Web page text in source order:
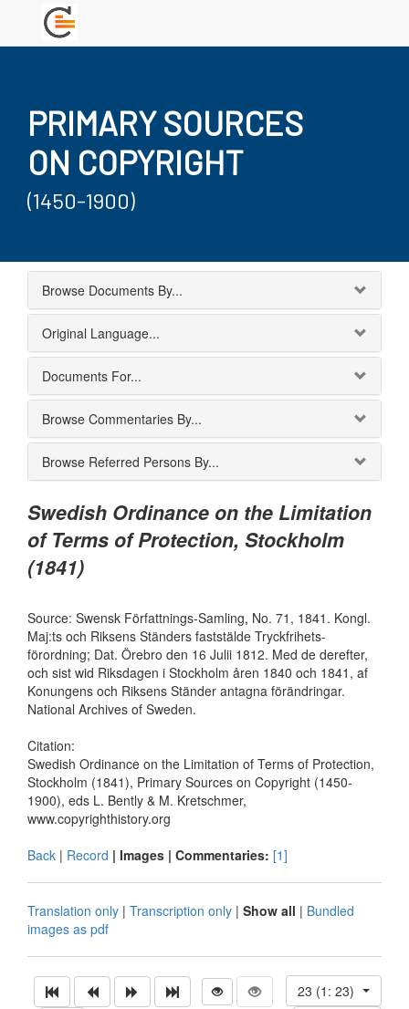
PRIMARY SOURCES
ON COPYRIGHT
(1450-1900)
Browse Documents By...
Original Language...
Documents For...
Browse Commentaries By...
Browse Referred Persons By...
Swedish Ordinance on the Limitation
of Terms of Protection, Stockholm
(1841)
Source: Swensk Författnings-Samling, No. 71, 1841. Kongl.
Maj:ts och Riksens Ständers faststälde Tryckfrihets-
förordning; Dat. Örebro den 16 Julii 1812. Med de derefter,
och sist wid Riksdagen i Stockholm åren 1840 och 1841, af
Konungens och Riksens Ständer antagna förändringar.
National Archives of Sweden.
Citation:
Swedish Ordinance on the Limitation of Terms of Protection,
Stockholm (1841), Primary Sources on Copyright (1450-
1900), eds L. Bently & M. Kretschmer,
www.copyrighthistory.org
Back | Record | Images | Commentaries: [1]
Translation only | Transcription only | Show all | Bundled
images as pdf
23 (1: 23)